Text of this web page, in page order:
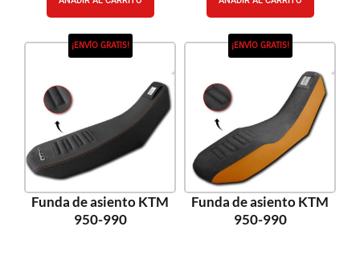
¡ENVÍO GRATIS!
Funda de asiento KTM
950-990
¡ENVÍO GRATIS!
Funda de asiento KTM
950-990